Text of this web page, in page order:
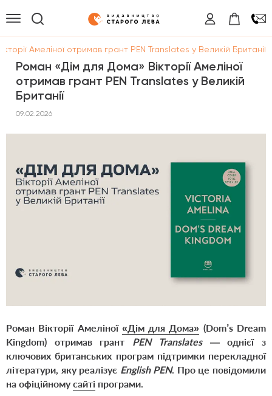
Амеліної отримав грант PEN Translates у Великій Британії
Роман «Дім для Дома» Вікторії Амеліної
отримав грант PEN Translates у Великій
Британії
09.02.2026
Роман Вікторії Амеліної «Дім для Дома» (Dom’s Dream
Kingdom) отримав грант PEN Translates— однієї з
ключових британських програм підтримки перекладної
літератури, яку реалізує English PEN. Про це повідомили
на офіційномусайті програми.